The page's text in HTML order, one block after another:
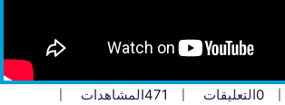
0التعليقات 471المشاهدات